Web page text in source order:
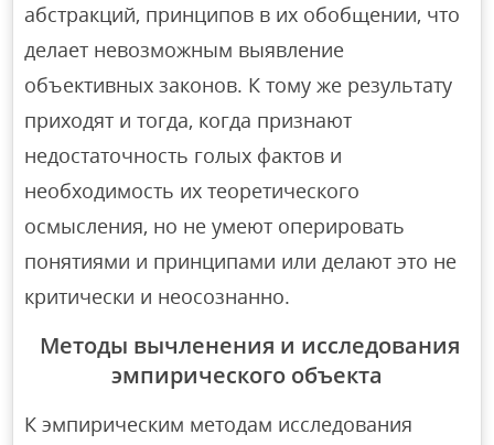
абстракций, принципов в их обобщении, что
делает невозможным выявление
объективных законов. К тому же результату
приходят и тогда, когда признают
недостаточность голых фактов и
необходимость их теоретического
осмысления, но не умеют оперировать
понятиями и принципами или делают это не
критически и неосознанно.
Методы вычленения и исследования
эмпирического объекта
К эмпирическим методам исследования